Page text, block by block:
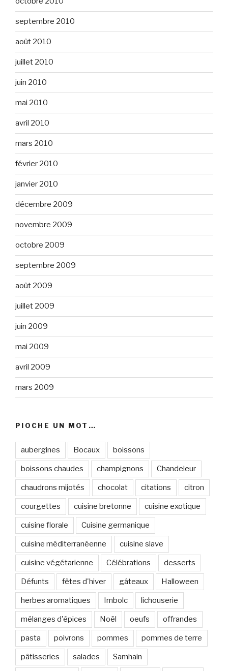
septembre 2010
août 2010
juillet 2010
juin 2010
mai 2010
avril 2010
mars 2010
février 2010
janvier 2010
décembre 2009
novembre 2009
octobre 2009
septembre 2009
août 2009
juillet 2009
juin 2009
mai 2009
avril 2009
mars 2009
PIOCHE UN MOT…
aubergines Bocaux boissons
boissons chaudes champignons Chandeleur
chaudrons mijotés chocolat citations citron
courgettes cuisine bretonne cuisine exotique
cuisine florale Cuisine germanique
cuisine méditerranéenne cuisine slave
cuisine végétarienne Célébrations desserts
Défunts fêtes d'hiver gâteaux Halloween
herbes aromatiques Imbolc lichouserie
mélanges d'épices Noël oeufs offrandes
pasta poivrons pommes pommes de terre
pâtisseries salades Samhain